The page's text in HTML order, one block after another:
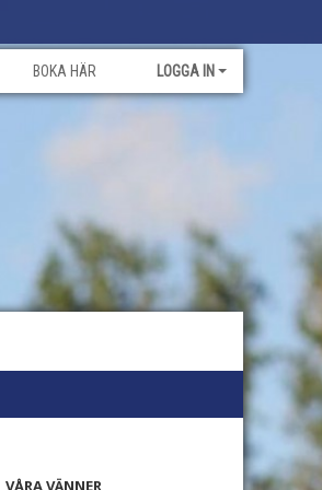
BOKA HÄR LOGGA IN
VÅRA VÄNNER